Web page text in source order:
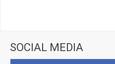
SOCIAL MEDIA